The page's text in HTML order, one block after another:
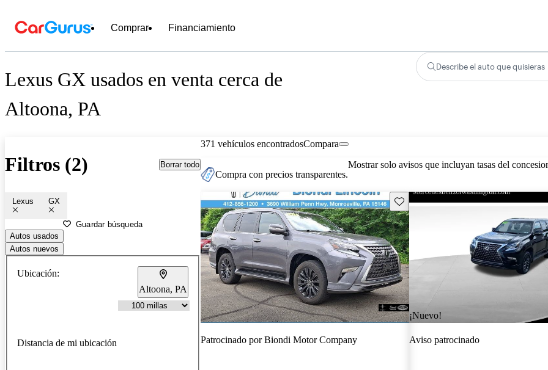
Comprar Financiamiento
Lexus GX usados en venta cerca de
Altoona, PA
Describe el auto que quisieras
Filtros (2) Borrar todo
Lexus GX
Guardar búsqueda
Autos usados
Autos nuevos
Ubicación:
Altoona, PA
Distancia de mi ubicación
371 vehículos encontradosCompara
Compra con precios transparentes.
Mostrar solo avisos que incluyan tasas del
Guarda este Aviso
Patrocinado porBiondi Motor Company
¡Nuevo!
Aviso patrocinado